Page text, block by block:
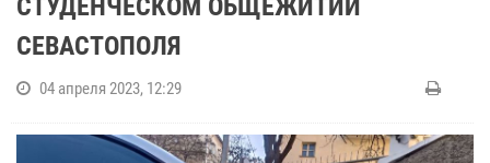
СТУДЕНЧЕСКОМ ОБЩЕЖИТИИ
СЕВАСТОПОЛЯ
04 апреля 2023, 12:29